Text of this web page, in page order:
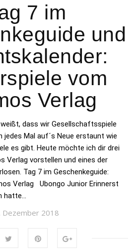
7 im
und
vom
Verlag
dass wir Gesellschaftsspiele
jedes Mal auf´s Neue erstaunt wie
es gibt. Heute möchte ich dir drei
Verlag vorstellen und eines der
Tag 7 im Geschenkeguide:
Verlag Ubongo Junior Erinnerst
hatte…
Dezember 2018